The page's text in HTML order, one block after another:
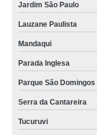
Jardim São Paulo
Lauzane Paulista
Mandaqui
Parada Inglesa
Parque São Domingos
Serra da Cantareira
Tucuruvi